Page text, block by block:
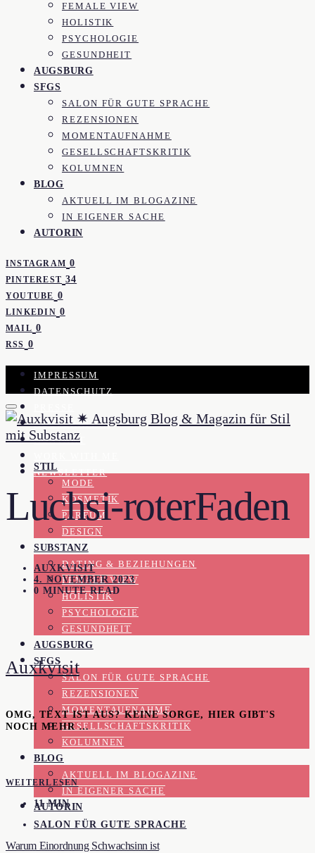
FEMALE VIEW
HOLISTIK
PSYCHOLOGIE
GESUNDHEIT
AUGSBURG
SFGS
SALON FÜR GUTE SPRACHE
REZENSIONEN
MOMENTAUFNAHME
GESELLSCHAFTSKRITIK
KOLUMNEN
BLOG
AKTUELL IM BLOGAZINE
IN EIGENER SACHE
AUTORIN
INSTAGRAM 0
PINTEREST 34
YOUTUBE 0
LINKEDIN 0
MAIL 0
RSS 0
IMPRESSUM
DATENSCHUTZ
KOOPERATION
KONTAKT
NEWSLETTER
STIL
MODE
KOSMETIK
PARFUM
DESIGN
SUBSTANZ
DATING & BEZIEHUNGEN
FEMALE VIEW
HOLISTIK
PSYCHOLOGIE
GESUNDHEIT
AUGSBURG
SFGS
SALON FÜR GUTE SPRACHE
REZENSIONEN
MOMENTAUFNAHME
GESELLSCHAFTSKRITIK
KOLUMNEN
BLOG
AKTUELL IM BLOGAZINE
IN EIGENER SACHE
AUTORIN
Luchsi-roterFaden
AUXKVISIT
4. NOVEMBER 2023
0 MINUTE READ
Auxkvisit
OMG, TEXT IST AUS? KEINE SORGE, HIER GIBT'S
NOCH MEHR …
WEITERLESEN
11 MIN
SALON FÜR GUTE SPRACHE
Warum Einordnung Schwachsinn ist